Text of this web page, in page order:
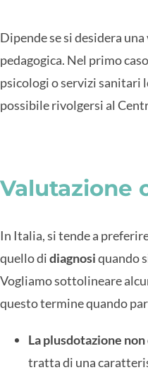
Dipende se si desidera
pedagogica. Nel primo
psicologi o servizi sanitari
possibile rivolgersi al
Valutazione
In Italia, si tende a
quello didiagnosiquando
Vogliamo sottolineare
questo termine quando
La plusdotazione
tratta di una